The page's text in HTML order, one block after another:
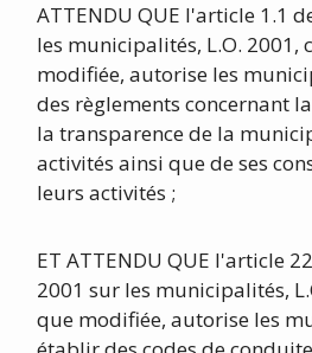
ATTENDU QUE l'article 1.1
les municipalités, L.O. 2001,
modifiée, autorise les
des règlements concernant
la transparence de la
activités ainsi que de ses
leurs activités ;
ET ATTENDU QUE l'article
2001 sur les municipalités,
que modifiée, autorise les